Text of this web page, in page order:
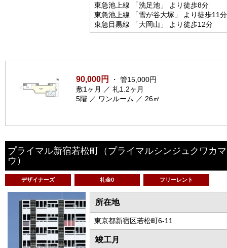
東急池上線 「洗足池」 より徒歩8分
東急池上線 「雪が谷大塚」 より徒歩11分
東急目黒線 「大岡山」 より徒歩12分
90,000円
・ 管15,000円
敷1ヶ月 ／ 礼1.2ヶ月
5階 ／ ワンルーム ／ 26㎡
プライマル新宿若松町 （プライマルシンジュクワカ
ウ）
デザイナーズ 礼金0 フリーレント
所在地
東京都新宿区若松町6-11
竣工月